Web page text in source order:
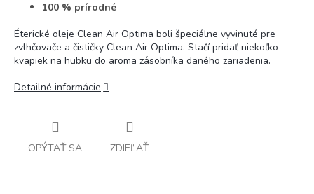
100 % prírodné
Éterické oleje Clean Air Optima boli špeciálne vyvinuté pre
zvlhčovače a čističky Clean Air Optima. Stačí pridať niekoľko
kvapiek na hubku do aroma zásobníka daného zariadenia.
Detailné informácie
OPÝTAŤ SA ZDIEĽAŤ